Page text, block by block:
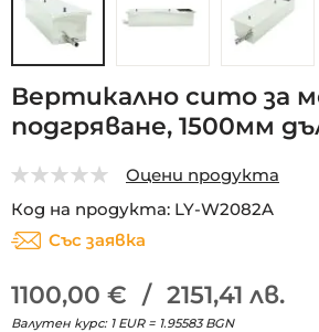
към
началото
галерия
снимки
Вертикално сито за
подгряване, 1500мм
Оцени продукта
Код на продукта LY-W2082A
Със заявка
1100,00 € / 2151,41 лв.
Валутен курс: 1 EUR = 1.95583 BGN